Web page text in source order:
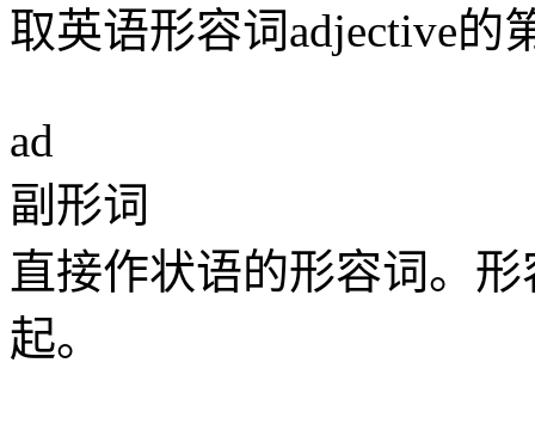
取英语形容词adjective的
ad
副形词
直接作状语的形容词。
起。